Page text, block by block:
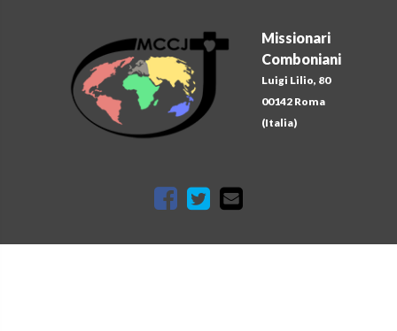
Missionari
Comboniani
Luigi Lilio, 80
00142 Roma
(Italia)